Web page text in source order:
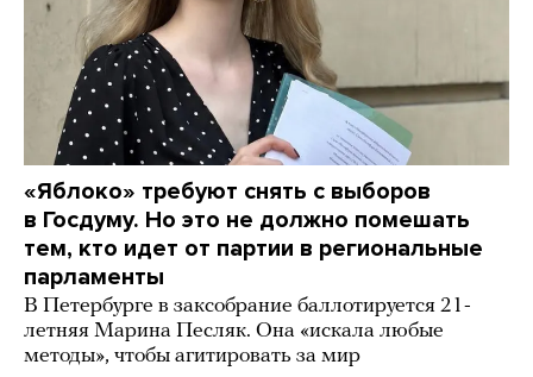
«Яблоко» требуют снять с выборов
в Госдуму. Но это не должно помешать
тем, кто идет от партии в региональные
парламенты
В Петербурге в заксобрание баллотируется 21-
летняя Марина Песляк. Она «искала любые
методы», чтобы агитировать за мир